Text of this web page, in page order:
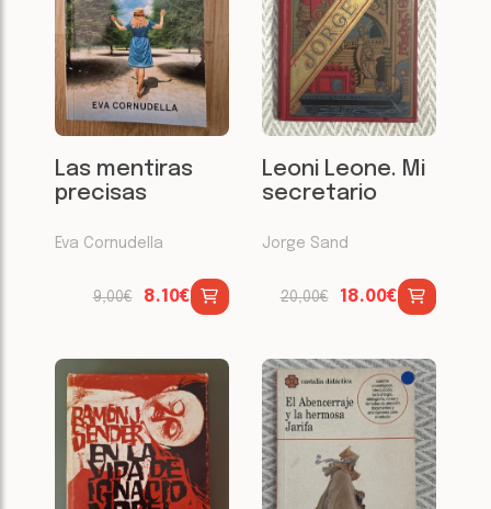
Las mentiras
precisas
Eva Cornudella
9,00€ 8.10€
Leoni Leone. Mi
secretario
Jorge Sand
20,00€ 18.00€